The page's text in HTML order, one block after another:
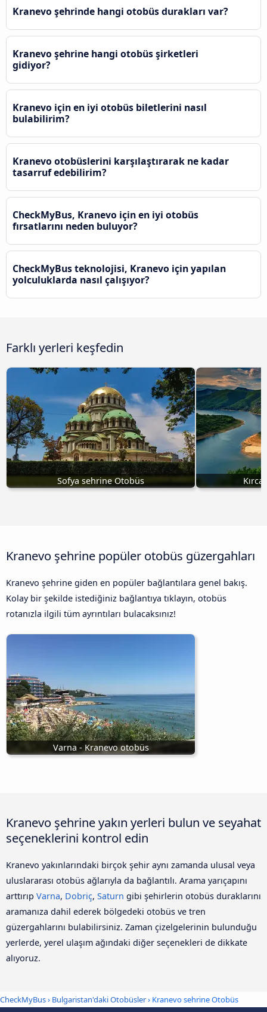
Kranevo şehrinde hangi otobüs durakları var?
Kranevo şehrine hangi otobüs şirketleri
gidiyor?
Kranevo için en iyi otobüs biletlerini nasıl
bulabilirim?
Kranevo otobüslerini karşılaştırarak ne kadar
tasarruf edebilirim?
CheckMyBus, Kranevo için en iyi otobüs
fırsatlarını neden buluyor?
CheckMyBus teknolojisi, Kranevo için yapılan
yolculuklarda nasıl çalışıyor?
Farklı yerleri keşfedin
Sofya sehrine Otobüs
Kranevo şehrine popüler otobüs güzergahları
Kranevo şehrine giden en popüler bağlantılara genel bakış.
Kolay bir şekilde istediğiniz bağlantıya tıklayın, otobüs
rotanızla ilgili tüm ayrıntıları bulacaksınız!
Varna - Kranevo otobüs
Kranevo şehrine yakın yerleri bulun ve seyahat
seçeneklerini kontrol edin
Kranevo yakınlarındaki birçok şehir aynı zamanda ulusal veya
uluslararası otobüs ağlarıyla da bağlantılı. Arama yarıçapını
arttırıp Varna, Dobriç, Saturn gibi şehirlerin otobüs duraklarını
aramanıza dahil ederek bölgedeki otobüs ve tren
güzergahlarını bulabilirsiniz. Zaman çizelgelerinin bulunduğu
yerlerde, yerel ulaşım ağındaki diğer seçenekleri de dikkate
alıyoruz.
CheckMyBus› Bulgaristan'daki Otobüsler› Kranevo sehrine Otobüs